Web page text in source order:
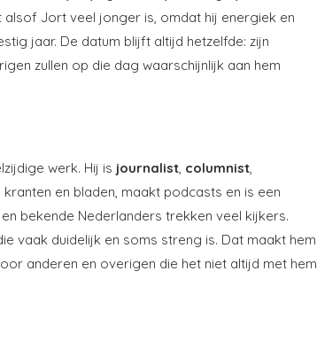
Jort veel jonger is, omdat hij energiek en
jaar. De datum blijft altijd hetzelfde: zijn
zullen op die dag waarschijnlijk aan hem
werk. Hij is journalist columnist
en bladen, maakt podcasts en is een
bekende Nederlanders trekken veel kijkers.
vaak duidelijk en soms streng is. Dat maakt hem
anderen en overigen die het niet altijd met hem